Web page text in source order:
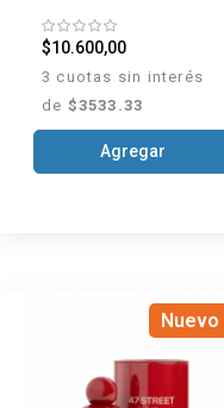
$10.600,00
3 cuotas sin interés
de $3533.33
Agregar
Nuevo